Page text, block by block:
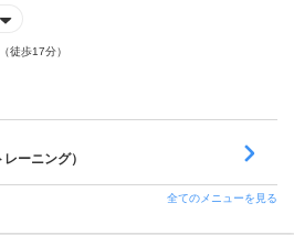
徒歩17分）
ーニング）
全てのメニューを見る